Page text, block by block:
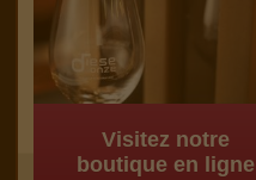
Visitez notre
boutique en ligne